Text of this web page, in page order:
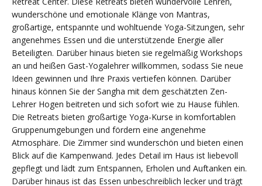
wunderschöne und emotionale Klänge von Mantras,
großartige, entspannte und wohltuende Yoga-Sitzungen, sehr
angenehmes Essen und die unterstützende Energie aller
Beteiligten. Darüber hinaus bieten sie regelmäßig Workshops
an und heißen Gast-Yogalehrer willkommen, sodass Sie neue
Ideen gewinnen und Ihre Praxis vertiefen können. Darüber
hinaus können Sie der Sangha mit dem geschätzten Zen-
Lehrer Hogen beitreten und sich sofort wie zu Hause fühlen.
Die Retreats bieten großartige Yoga-Kurse in komfortablen
Gruppenumgebungen und fördern eine angenehme
Atmosphäre. Die Zimmer sind wunderschön und bieten einen
Blick auf die Kampenwand. Jedes Detail im Haus ist liebevoll
gepflegt und lädt zum Entspannen, Erholen und Auftanken ein.
Darüber hinaus ist das Essen unbeschreiblich lecker und trägt